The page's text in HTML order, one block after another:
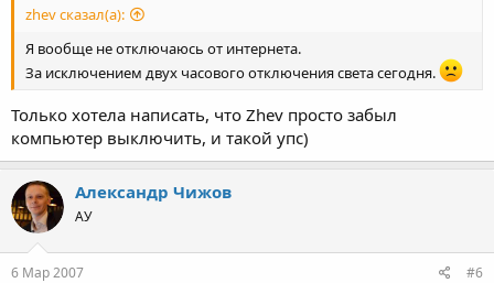
zhev сказал(а):
Я вообще не отключаюсь от интернета.
За исключением двух часового отключения света сегодня.
Только хотела написать, что Zhev просто забыл
компьютер выключить, и такой упс)
Александр Чижов
АУ
6 Мар 2007 #6